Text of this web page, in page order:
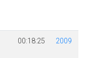
00:18:25 2009